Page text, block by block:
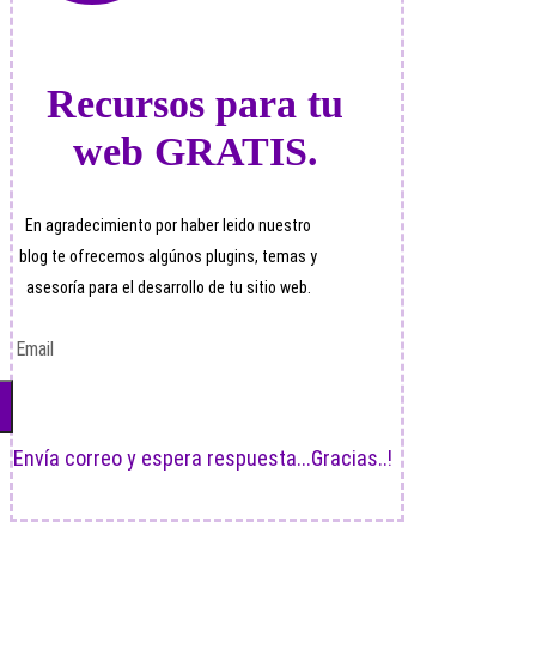
Recursos para tu
web GRATIS.
En agradecimiento por haber leido nuestro
blog te ofrecemos algúnos plugins, temas y
asesoría para el desarrollo de tu sitio web.
Envía correo y espera respuesta...Gracias..!